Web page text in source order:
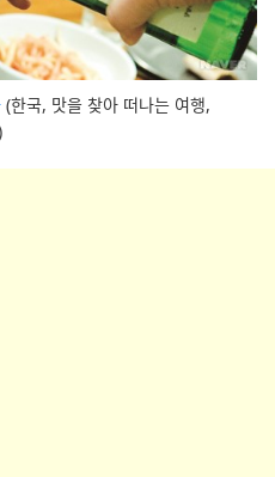
(한국, 맛을 찾아 떠나는 여행,